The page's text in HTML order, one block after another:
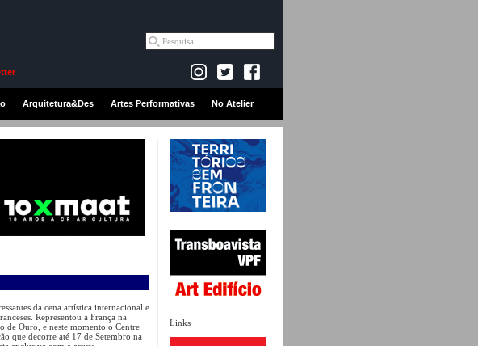
Arquitetura&Des Artes Performativas No Atelier
Links
da cena artística internacional e
Representou a França na
de Ouro, e neste momento o Centre
que decorre até 17 de Setembro na